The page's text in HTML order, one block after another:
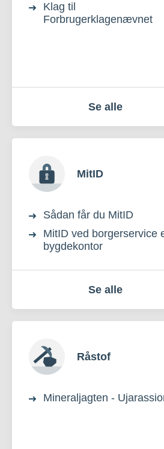
Klag til
Forbrugerklagenævnet
Se alle
MitID
Sådan får du MitID
MitID ved borgerservice
bygdekontor
Se alle
Råstof
Mineraljagten -